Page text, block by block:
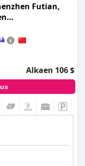
Futian,
Centre,
and
Outdoor
Plaza
Alkaen 106 $